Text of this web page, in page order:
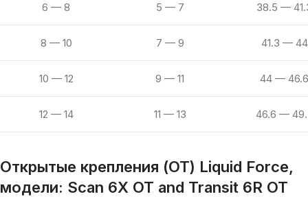
6 — 8 5 — 7 38.5 —
8 — 10 7 — 9 41.3 — 44
10 — 12 9 — 11 44 — 46.6
12 — 14 11 — 13 46.6 —
Открытые крепления (OT) Liquid Force,
модели: Scan 6X OT and Transit 6R OT